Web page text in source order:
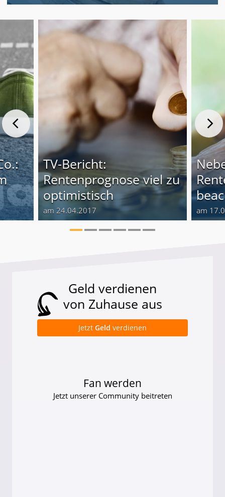
TV-Bericht:
Rentenprognose viel zu
optimistisch
am 24.04.2017 am
Geld verdienen
von Zuhause aus
Jetzt Geld verdienen
Fan werden
Jetzt unserer Community beitreten